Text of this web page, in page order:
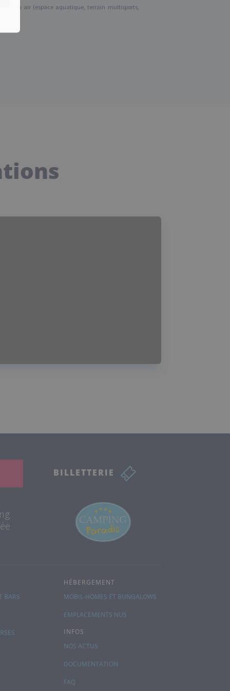
plein air (espace aquatique, terrain multisports,
BILLETTERIE
BARS
HÉBERGEMENT
MOBIL-HOMES ET BUNGALOWS
EMPLACEMENTS NUS
INFOS
NOS ACTUS
DOCUMENTATION
FAQ